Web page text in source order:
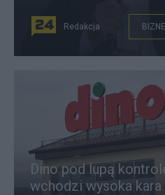
Redakcja
Dino pod lupą
wchodzi wysoka kara